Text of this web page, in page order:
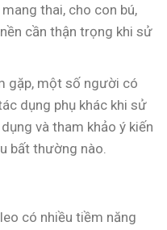
mang thai, cho con bú,
cần thận trọng khi sử
gặp, một số người có
dụng phụ khác khi sử
và tham khảo ý kiến
bất thường nào.
có nhiều tiềm năng